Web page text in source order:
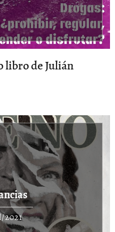
libro de Julián
2021